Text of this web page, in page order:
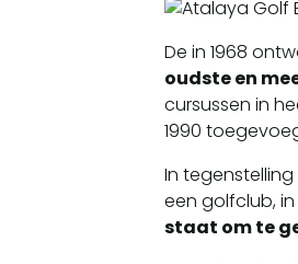
De in 1968
oudste en
cursussen in
1990
In
een golfclub,
staat om te